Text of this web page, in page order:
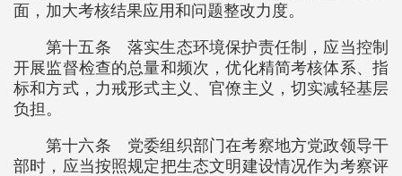
面，加大考核结果应用和问题整改力度。
第十五条 落实生态环境保护责任制，应当控制
开展监督检查的总量和频次，优化精简考核体系、指
标和方式，力戒形式主义、官僚主义，切实减轻基层
负担。
第十六条 党委组织部门在考察地方党政领导干
部时，应当按照规定把生态文明建设情况作为考察评